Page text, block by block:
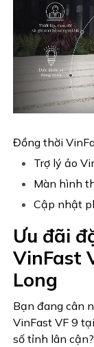
Đồng thời
Trợ lý ảo
Màn hình
Cập nhật
Ưu đãi
VinFast
Long
Bạn đang cân
VinFast VF 9
số tỉnh lân cận?